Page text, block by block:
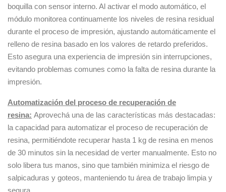
boquilla con sensor interno. Al activar el modo automático, el
módulo monitorea continuamente los niveles de resina residual
durante el proceso de impresión, ajustando automáticamente el
relleno de resina basado en los valores de retardo preferidos.
Esto asegura una experiencia de impresión sin interrupciones,
evitando problemas comunes como la falta de resina durante la
impresión.
Automatización del proceso de recuperación de
resina: Aprovechá una de las características más destacadas:
la capacidad para automatizar el proceso de recuperación de
resina, permitiéndote recuperar hasta 1 kg de resina en menos
de 30 minutos sin la necesidad de verter manualmente. Esto no
solo libera tus manos, sino que también minimiza el riesgo de
salpicaduras y goteos, manteniendo tu área de trabajo limpia y
segura.